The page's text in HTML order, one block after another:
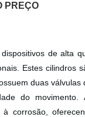
PREÇO
de alta
Estes cilindros
duas válvulas
do movimento.
corrosão,